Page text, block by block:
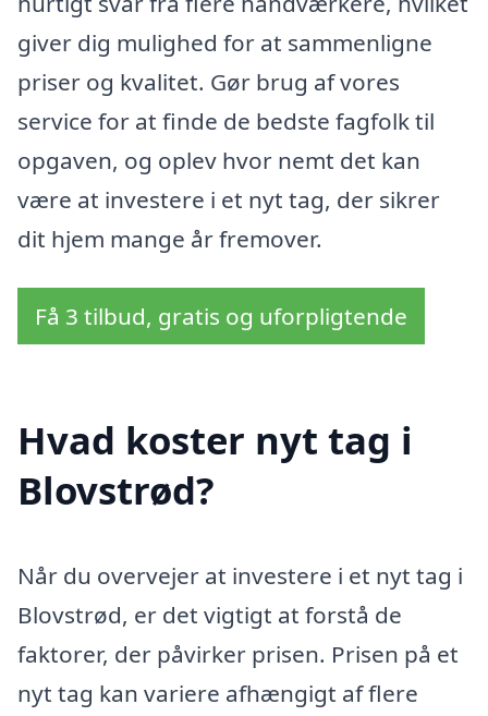
giver dig mulighed for at sammenligne
priser og kvalitet. Gør brug af vores
service for at finde de bedste fagfolk til
opgaven, og oplev hvor nemt det kan
være at investere i et nyt tag, der sikrer
dit hjem mange år fremover.
Få 3 tilbud, gratis og uforpligtende
Hvad koster nyt tag i
Blovstrød?
Når du overvejer at investere i et nyt tag i
Blovstrød, er det vigtigt at forstå de
faktorer, der påvirker prisen. Prisen på et
nyt tag kan variere afhængigt af flere